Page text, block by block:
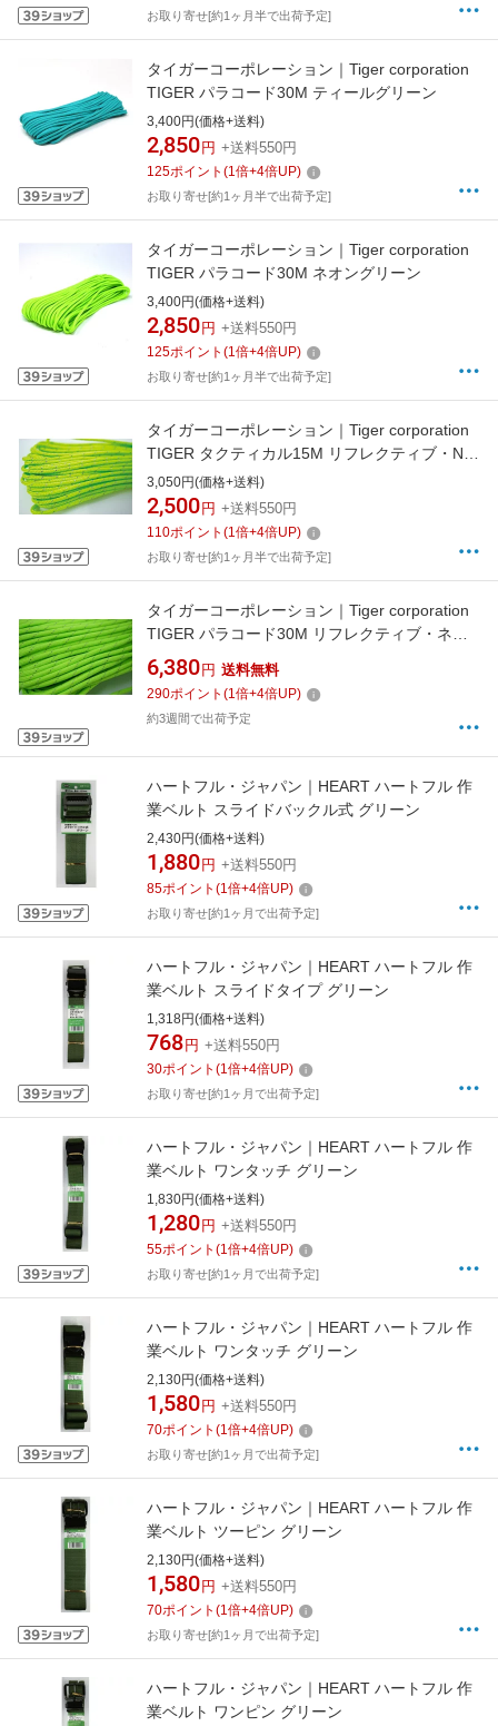
お取り寄せ[約1ヶ月半で出荷予定]
タイガーコーポレーション｜Tiger corporation
TIGER パラコード30M ティールグリーン
3,400円(価格+送料)
2,850 円 +送料550円
125ポイント (1倍+4倍UP)
お取り寄せ[約1ヶ月半で出荷予定]
タイガーコーポレーション｜Tiger corporation
TIGER パラコード30M ネオングリーン
3,400円(価格+送料)
2,850 円 +送料550円
125ポイント (1倍+4倍UP)
お取り寄せ[約1ヶ月半で出荷予定]
タイガーコーポレーション｜Tiger corporation
TIGER タクティカル15M リフレクティブ・Nグ
リーン
3,050円(価格+送料)
2,500 円 +送料550円
110ポイント (1倍+4倍UP)
お取り寄せ[約1ヶ月半で出荷予定]
タイガーコーポレーション｜Tiger corporation
TIGER パラコード30M リフレクティブ・ネオ
ングリーン
6,380 円 送料無料
290ポイント (1倍+4倍UP)
約3週間で出荷予定
ハートフル・ジャパン｜HEART ハートフル 作
業ベルト スライドバックル式 グリーン
2,430円(価格+送料)
1,880 円 +送料550円
85ポイント (1倍+4倍UP)
お取り寄せ[約1ヶ月で出荷予定]
ハートフル・ジャパン｜HEART ハートフル 作
業ベルト スライドタイプ グリーン
1,318円(価格+送料)
768 円 +送料550円
30ポイント (1倍+4倍UP)
お取り寄せ[約1ヶ月で出荷予定]
ハートフル・ジャパン｜HEART ハートフル 作
業ベルト ワンタッチ グリーン
1,830円(価格+送料)
1,280 円 +送料550円
55ポイント (1倍+4倍UP)
お取り寄せ[約1ヶ月で出荷予定]
ハートフル・ジャパン｜HEART ハートフル 作
業ベルト ワンタッチ グリーン
2,130円(価格+送料)
1,580 円 +送料550円
70ポイント (1倍+4倍UP)
お取り寄せ[約1ヶ月で出荷予定]
ハートフル・ジャパン｜HEART ハートフル 作
業ベルト ツーピン グリーン
2,130円(価格+送料)
1,580 円 +送料550円
70ポイント (1倍+4倍UP)
お取り寄せ[約1ヶ月で出荷予定]
ハートフル・ジャパン｜HEART ハートフル 作
業ベルト ワンピン グリーン